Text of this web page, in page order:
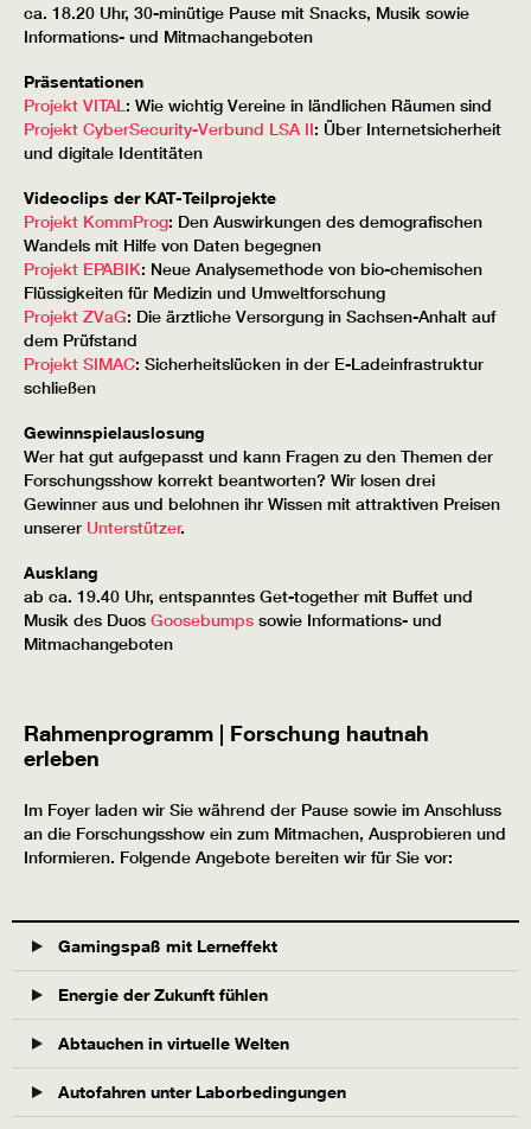
ca. 18.20 Uhr, 30-minütige Pause mit Snacks, Musik sowie
Informations- und Mitmachangeboten
Präsentationen
Projekt VITAL: Wie wichtig Vereine in ländlichen Räumen sind
Projekt CyberSecurity-Verbund LSA II: Über Internetsicherheit
und digitale Identitäten
Videoclips der KAT-Teilprojekte
Projekt KommProg: Den Auswirkungen des demografischen
Wandels mit Hilfe von Daten begegnen
Projekt EPABIK: Neue Analysemethode von bio-chemischen
Flüssigkeiten für Medizin und Umweltforschung
Projekt ZVaG: Die ärztliche Versorgung in Sachsen-Anhalt auf
dem Prüfstand
Projekt SIMAC: Sicherheitslücken in der E-Ladeinfrastruktur
schließen
Gewinnspielauslosung
Wer hat gut aufgepasst und kann Fragen zu den Themen der
Forschungsshow korrekt beantworten? Wir losen drei
Gewinner aus und belohnen ihr Wissen mit attraktiven Preisen
unserer Unterstützer.
Ausklang
ab ca. 19.40 Uhr, entspanntes Get-together mit Buffet und
Musik des Duos Goosebumps sowie Informations- und
Mitmachangeboten
Rahmenprogramm | Forschung hautnah
erleben
Im Foyer laden wir Sie während der Pause sowie im Anschluss
an die Forschungsshow ein zum Mitmachen, Ausprobieren und
Informieren. Folgende Angebote bereiten wir für Sie vor:
Gamingspaß mit Lerneffekt
Energie der Zukunft fühlen
Abtauchen in virtuelle Welten
Autofahren unter Laborbedingungen